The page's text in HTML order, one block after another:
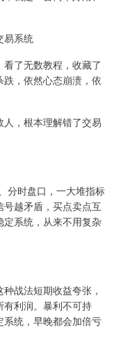
易系统
了无数教程，收藏了
，依然心态崩溃，依
，根本理解错了交易
分时盘口，一大堆指标
越矛盾，买点卖点互
系统，从来不用复杂
战法短期收益夸张，
利润。暴利不可持
统，早晚都会加倍亏